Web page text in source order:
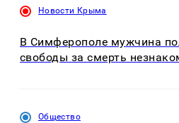
Новости Крыма
В Симферополе мужчина
свободы за смерть
Общество